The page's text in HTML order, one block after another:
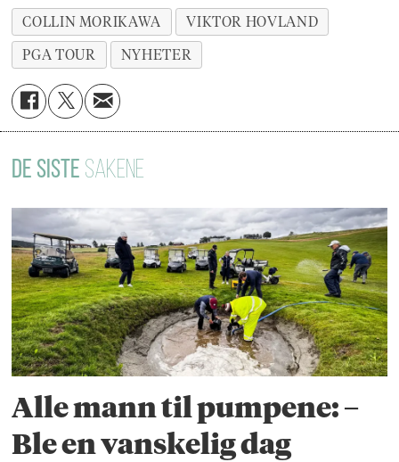
COLLIN MORIKAWA
VIKTOR HOVLAND
PGA TOUR
NYHETER
DE SISTE SAKENE
Alle mann til pumpene: –
Ble en vanskelig dag